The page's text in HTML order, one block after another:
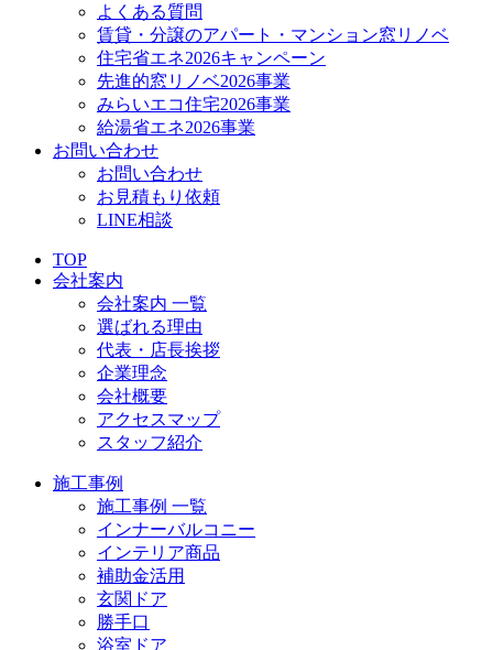
よくある質問
賃貸・分譲のアパート・マンション窓リノベ
住宅省エネ2026キャンペーン
先進的窓リノベ2026事業
みらいエコ住宅2026事業
給湯省エネ2026事業
お問い合わせ
お問い合わせ
お見積もり依頼
LINE相談
TOP
会社案内
会社案内 一覧
選ばれる理由
代表・店長挨拶
企業理念
会社概要
アクセスマップ
スタッフ紹介
施工事例
施工事例 一覧
インナーバルコニー
インテリア商品
補助金活用
玄関ドア
勝手口
浴室ドア